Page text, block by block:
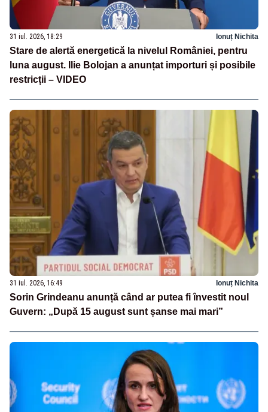
31 iul. 2026, 18:29 Ionuț Nichita
Stare de alertă energetică la nivelul României, pentru
luna august. Ilie Bolojan a anunțat importuri și posibile
restricții – VIDEO
31 iul. 2026, 16:49 Ionuț Nichita
Sorin Grindeanu anunță când ar putea fi învestit noul
Guvern: „După 15 august sunt șanse mai mari”